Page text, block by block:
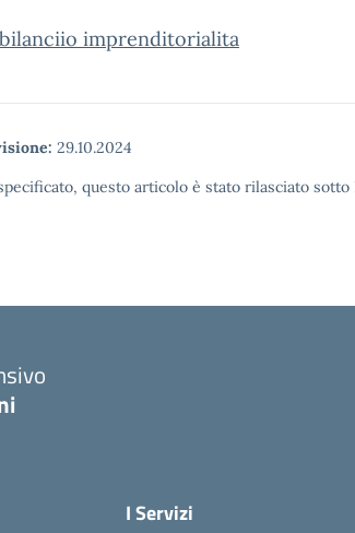
imprenditorialita
29.10.2024
questo articolo è stato rilasciato
I Servizi